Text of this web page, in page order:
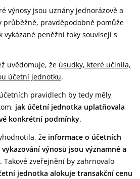
výnosy jsou uznány jednorázově a
průběžně, pravděpodobně pomůže
peněžní toky souvisejí s
uvědomuje, že úsudky, které učinila,
účetní jednotku.
pravidlech by tedy měly
jak účetní jednotka uplatňovala
konkrétní podmínky.
že informace o účetních
vykazování výnosů jsou významné a
. Takové zveřejnění by zahrnovalo
jednotka alokuje transakční cenu